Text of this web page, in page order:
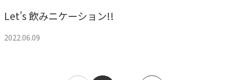
Let’s 飲みニケーション!!
2022.06.09